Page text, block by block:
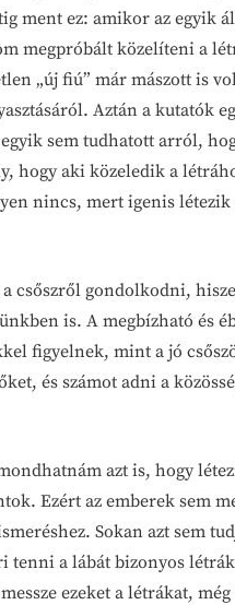
ment ez: amikor az egyik
megpróbált közelíteni a
„új fiú” már mászott is
Aztán a kutatók
sem tudhatott arról,
hogy aki közeledik a
nincs, mert igenis létezik
csőszről gondolkodni,
is. A megbízható és
figyelnek, mint a jó
és számot adni a
azt is, hogy
Ezért az emberek sem
Sokan azt sem
a lábát bizonyos
ezeket a létrákat, még